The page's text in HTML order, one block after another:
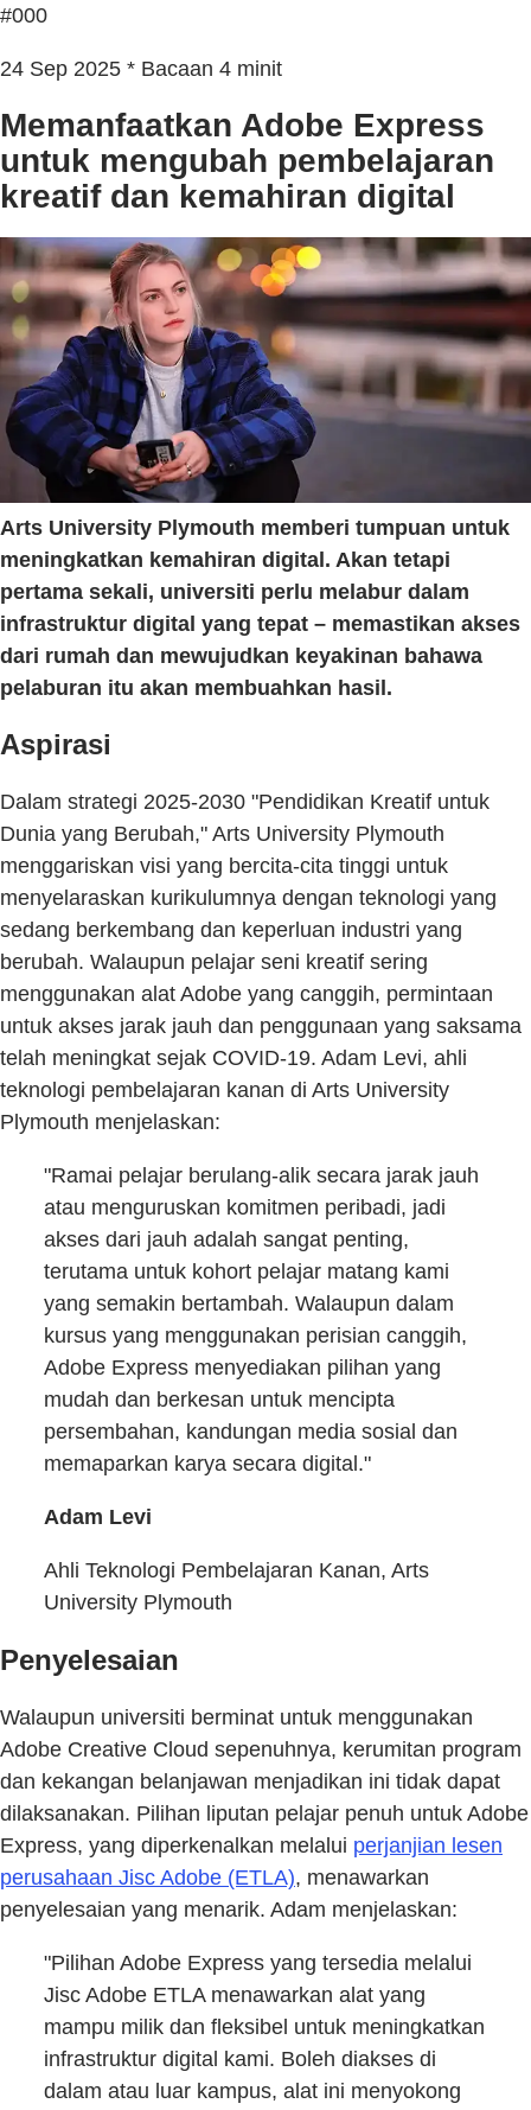
#000
24 Sep 2025 * Bacaan 4 minit
Memanfaatkan Adobe Express
untuk mengubah pembelajaran
kreatif dan kemahiran digital
Arts University Plymouth memberi tumpuan untuk
meningkatkan kemahiran digital. Akan tetapi
pertama sekali, universiti perlu melabur dalam
infrastruktur digital yang tepat – memastikan akses
dari rumah dan mewujudkan keyakinan bahawa
pelaburan itu akan membuahkan hasil.
Aspirasi
Dalam strategi 2025-2030 "Pendidikan Kreatif untuk
Dunia yang Berubah," Arts University Plymouth
menggariskan visi yang bercita-cita tinggi untuk
menyelaraskan kurikulumnya dengan teknologi yang
sedang berkembang dan keperluan industri yang
berubah. Walaupun pelajar seni kreatif sering
menggunakan alat Adobe yang canggih, permintaan
untuk akses jarak jauh dan penggunaan yang saksama
telah meningkat sejak COVID-19. Adam Levi, ahli
teknologi pembelajaran kanan di Arts University
Plymouth menjelaskan:
"Ramai pelajar berulang-alik secara jarak jauh
atau menguruskan komitmen peribadi, jadi
akses dari jauh adalah sangat penting,
terutama untuk kohort pelajar matang kami
yang semakin bertambah. Walaupun dalam
kursus yang menggunakan perisian canggih,
Adobe Express menyediakan pilihan yang
mudah dan berkesan untuk mencipta
persembahan, kandungan media sosial dan
memaparkan karya secara digital."
Adam Levi
Ahli Teknologi Pembelajaran Kanan, Arts
University Plymouth
Penyelesaian
Walaupun universiti berminat untuk menggunakan
Adobe Creative Cloud sepenuhnya, kerumitan program
dan kekangan belanjawan menjadikan ini tidak dapat
dilaksanakan. Pilihan liputan pelajar penuh untuk Adobe
Express, yang diperkenalkan melalui perjanjian lesen
perusahaan Jisc Adobe (ETLA), menawarkan
penyelesaian yang menarik. Adam menjelaskan:
"Pilihan Adobe Express yang tersedia melalui
Jisc Adobe ETLA menawarkan alat yang
mampu milik dan fleksibel untuk meningkatkan
infrastruktur digital kami. Boleh diakses di
dalam atau luar kampus, alat ini menyokong